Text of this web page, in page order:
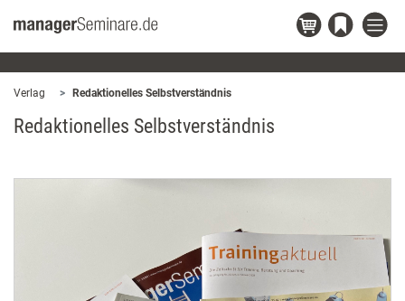
Verlag Redaktionelles Selbstverständnis
Redaktionelles Selbstverständnis